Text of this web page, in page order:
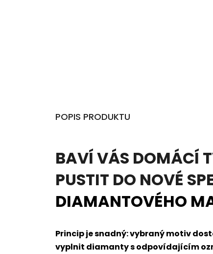
POPIS PRODUKTU
BAVÍ VÁS DOMÁCÍ
PUSTIT DO NOVÉ
DIAMANTOVÉHO
Princip je snadný: vybraný motiv
vyplnit diamanty s odpovídajícím